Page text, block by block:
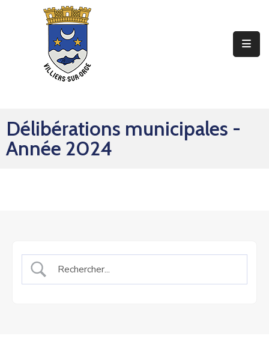
Mes
Sorties
Délibérations municipales -
Année 2024